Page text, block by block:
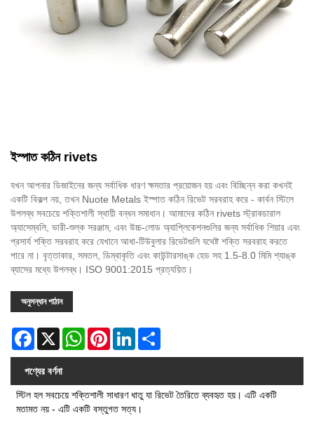
ইস্পাত কঠিন rivets
যখন আপনার ডিজাইনের জন্য সর্বাধিক ধারণ ক্ষমতার প্রয়োজন হয় এবং বিচ্ছিন্ন করা কখনই
একটি বিকল্প নয়, তখন Nuote Metals ইস্পাত কঠিন রিভেট সরবরাহ করে - কার্বন স্টিলে
উপলব্ধ সবচেয়ে শক্তিশালী স্থায়ী বন্ধন সমাধান। আমাদের কঠিন rivets স্ট্রাকচারাল
অ্যাসেম্বলি, ভারী-শুল্ক সরঞ্জাম, এবং উচ্চ-লোড অ্যাপ্লিকেশনগুলির জন্য সর্বাধিক শিয়ার এবং
প্রসার্য শক্তি সরবরাহ করে যেখানে আধা-টিউবুলার রিভেটগুলি যথেষ্ট শক্তি সরবরাহ করতে
পারে না। বৃত্তাকার, সমতল, ডিম্বাকৃতি এবং কাউন্টারসাঙ্ক হেড সহ 1.5-8.0 মিমি শ্যাঙ্ক
ব্যাসের মধ্যে উপলব্ধ। ISO 9001:2015 প্রত্যয়িত।
অনুসন্ধান পাঠান
Facebook
X WhatsAppPinterestLinkedIn
পণ্যের বর্ণনা
স্টিল হল সবচেয়ে শক্তিশালী সাধারণ ধাতু যা রিভেট তৈরিতে ব্যবহৃত হয়। এটি একটি
মতামত নয় - এটি একটি বস্তুগত সত্য।